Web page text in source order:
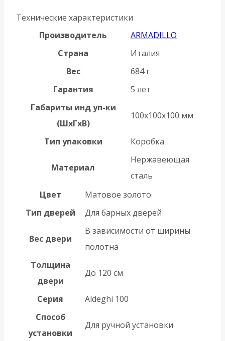
Технические характеристики
Производитель
ARMADILLO
Страна
Италия
Вес
684 г
Гарантия
5 лет
Габариты инд уп-ки
(ШхГхВ)
100x100x100 мм
Тип упаковки Коробка
Материал
Нержавеющая
сталь
Цвет
Матовое золото
Тип дверей
Для барных дверей
Вес двери
В зависимости от ширины
полотна
Толщина
двери
До 120 см
Серия
Aldeghi 100
Способ
установки
Для ручной установки